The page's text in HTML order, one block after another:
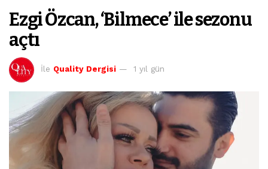
Ezgi Özcan, ‘Bilmece’ ile sezonu
açtı
İle Quality Dergisi 1 yıl gün